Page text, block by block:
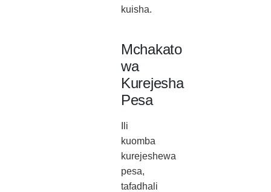
kuisha.
Mchakato
wa
Kurejesha
Pesa
Ili
kuomba
kurejeshewa
pesa,
tafadhali